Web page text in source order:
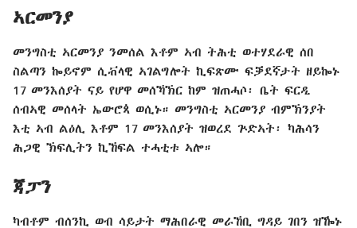
ኣርመንያ
መንግስቲ ኣርመንያ ንመሰል እቶም ኣብ ትሕቲ ወተሃደራዊ ሰበ
ስልጣን ኰይኖም ሲቭላዊ ኣገልግሎት ኪፍጽሙ ፍቓደኛታት ዘይኰኑ
17 መንእሰያት ናይ የሆዋ መሰኻኽር ከም ዝጠሓሶ፡ ቤት ፍርዲ
ሰብኣዊ መሰላት ኤውሮጳ ወሲኑ። መንግስቲ ኣርመንያ ብምኽንያት
እቲ ኣብ ልዕሊ እቶም 17 መንእሰያት ዝወረደ ጕድኣት፡ ካሕሳን
ሕጋዊ ኽፍሊትን ኪኸፍል ተሓቲቱ ኣሎ።
ጃፓን
ካብቶም ብሰንኪ ወብ ሳይታት ማሕበራዊ መራኸቢ ግዳይ ገበን ዝዀኑ